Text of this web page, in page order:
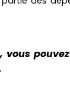
, vous